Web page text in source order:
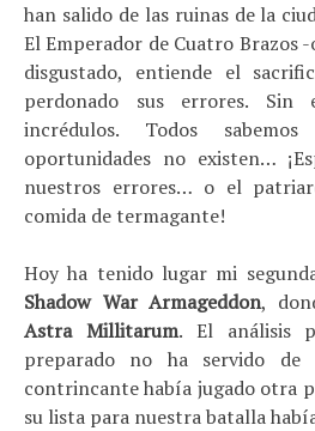
han salido de las ruinas de la
El Emperador de Cuatro Brazos
disgustado, entiende el
perdonado sus errores. Sin
incrédulos. Todos
oportunidades no existen…
nuestros errores… o el
comida de termagante!
Hoy ha tenido lugar mi
Shadow War Armageddon,
Astra Millitarum. El análisis
preparado no ha servido de
contrincante había jugado otra
su lista para nuestra batalla